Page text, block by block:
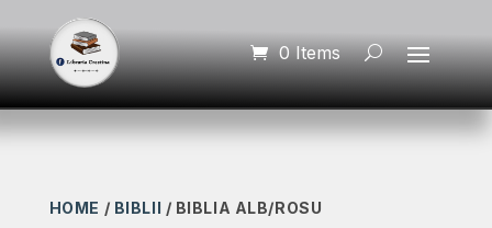
0 Items
HOME / BIBLII / BIBLIA ALB/ROSU